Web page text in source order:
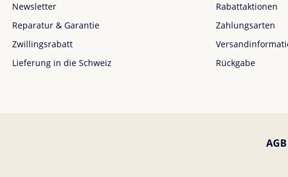
Newsletter
Rabattaktionen
Reparatur & Garantie
Zahlungsarten
Zwillingsrabatt
Lieferung in die Schweiz
Rückgabe
AGB